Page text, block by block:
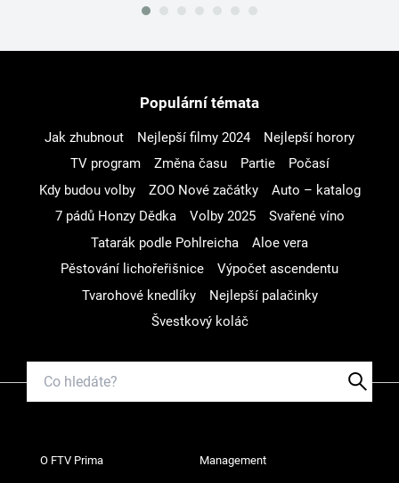
Populární témata
Jak zhubnout Nejlepší filmy 2024
Nejlepší horory
TV program
Změna času Partie
Počasí
Kdy budou volby
ZOO Nové začátky
Auto – katalog
7 pádů Honzy Dědka
Volby 2025
Svařené víno
Tatarák podle Pohlreicha
Aloe vera
Pěstování lichořeřišnice
Výpočet ascendentu
Tvarohové knedlíky
Nejlepší palačinky
Švestkový koláč
O FTV Prima Management